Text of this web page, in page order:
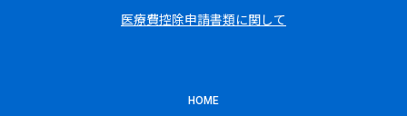
医療費控除申請書類に関して
HOME